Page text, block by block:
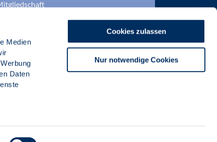
Medien
Daten
Cookies zulassen
Nur notwendige Cookies
Zertifizierungen